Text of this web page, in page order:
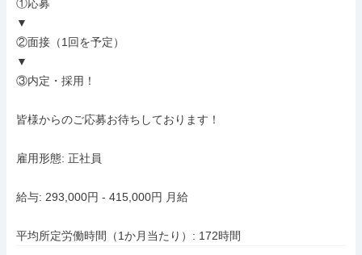
①応募
▼
②面接（1回を予定）
▼
③内定・採用！
皆様からのご応募お待ちしております！
雇用形態: 正社員
給与: 293,000円 - 415,000円 月給
平均所定労働時間（1か月当たり）: 172時間